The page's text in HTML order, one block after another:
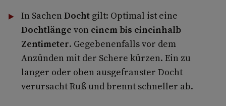
In Sachen Dochtgilt: Optimal ist eine
Dochtlänge von einem bis eineinhalb
Zentimeter. Gegebenenfalls vor dem
Anzünden mit der Schere kürzen. Ein zu
langer oder oben ausgefranster Docht
verursacht Ruß und brennt schneller ab.